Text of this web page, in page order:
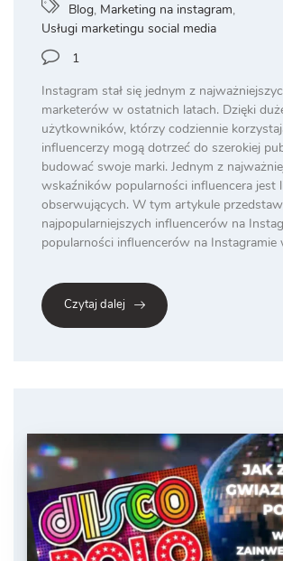
Blog, Marketing na instagram,
Usługi marketingu social media
1
Instagram stał się jednym z
marketerów w ostatnich latach. Dzięki
użytkowników, którzy codziennie
influencerzy mogą dotrzeć do szerokiej
budować swoje marki. Jednym z
wskaźników popularności influencera jest
obserwujących. W tym artykule
najpopularniejszych influencerów na
popularności influencerów na Instagramie
Czytaj dalej